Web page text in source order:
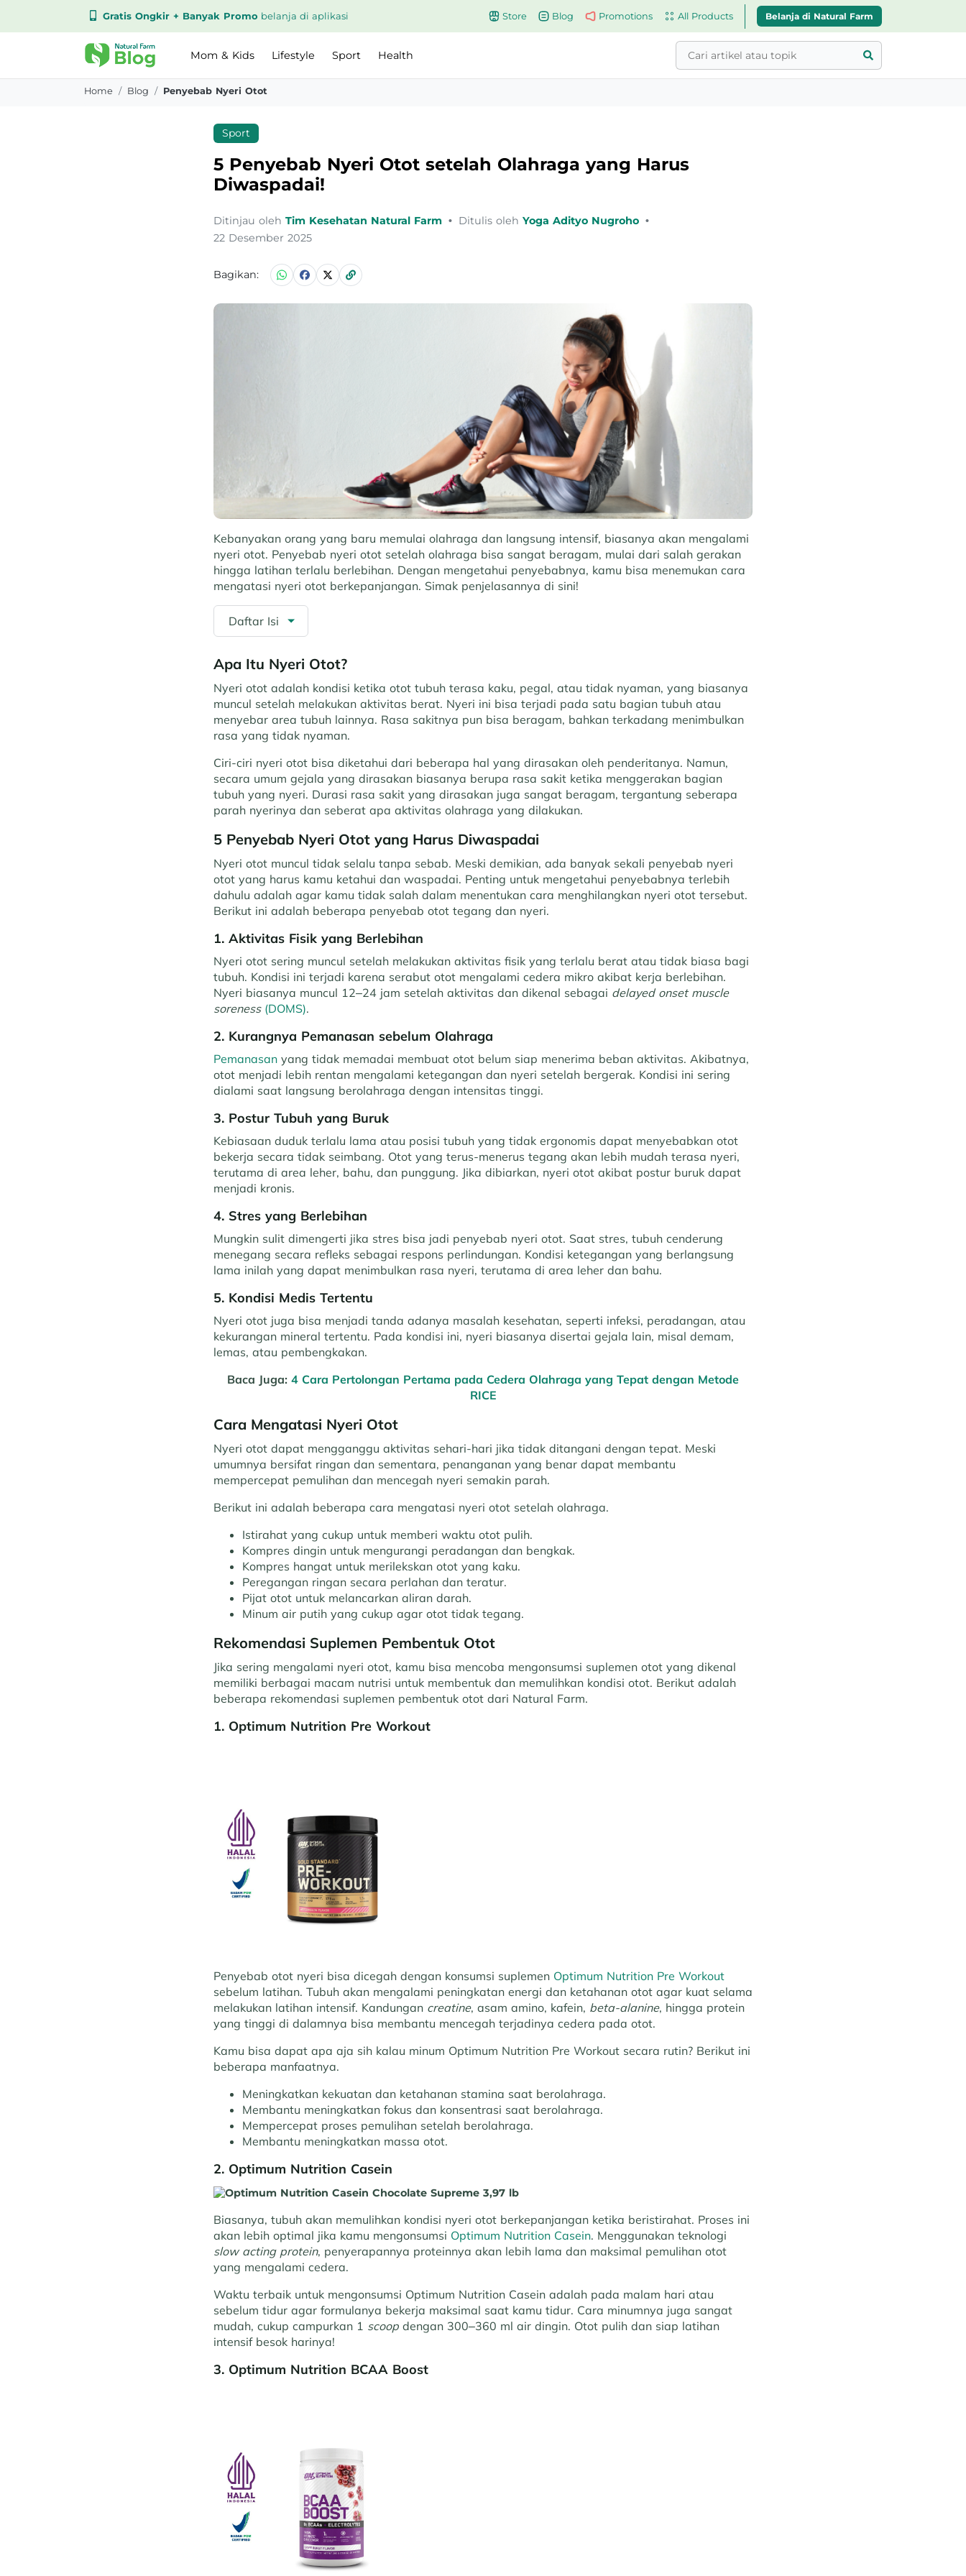
Gratis Ongkir + Banyak Promo belanja di aplikasi Store Blog Promotions All Products Belanja di Natural Farm
Mom & Kids Lifestyle Sport Health
Home Blog Penyebab Nyeri Otot
Sport
5 Penyebab Nyeri Otot setelah Olahraga yang Harus
Diwaspadai!
Ditinjau oleh Tim Kesehatan Natural Farm • Ditulis oleh Yoga Adityo Nugroho •
22 Desember 2025
Bagikan:
Kebanyakan orang yang baru memulai olahraga dan langsung intensif, biasanya akan mengalami
nyeri otot. Penyebab nyeri otot setelah olahraga bisa sangat beragam, mulai dari salah gerakan
hingga latihan terlalu berlebihan. Dengan mengetahui penyebabnya, kamu bisa menemukan cara
mengatasi nyeri otot berkepanjangan. Simak penjelasannya di sini!
Daftar Isi
Apa Itu Nyeri Otot?
Nyeri otot adalah kondisi ketika otot tubuh terasa kaku, pegal, atau tidak nyaman, yang biasanya
muncul setelah melakukan aktivitas berat. Nyeri ini bisa terjadi pada satu bagian tubuh atau
menyebar area tubuh lainnya. Rasa sakitnya pun bisa beragam, bahkan terkadang menimbulkan
rasa yang tidak nyaman.
Ciri-ciri nyeri otot bisa diketahui dari beberapa hal yang dirasakan oleh penderitanya. Namun,
secara umum gejala yang dirasakan biasanya berupa rasa sakit ketika menggerakan bagian
tubuh yang nyeri. Durasi rasa sakit yang dirasakan juga sangat beragam, tergantung seberapa
parah nyerinya dan seberat apa aktivitas olahraga yang dilakukan.
5 Penyebab Nyeri Otot yang Harus Diwaspadai
Nyeri otot muncul tidak selalu tanpa sebab. Meski demikian, ada banyak sekali penyebab nyeri
otot yang harus kamu ketahui dan waspadai. Penting untuk mengetahui penyebabnya terlebih
dahulu adalah agar kamu tidak salah dalam menentukan cara menghilangkan nyeri otot tersebut.
Berikut ini adalah beberapa penyebab otot tegang dan nyeri.
1. Aktivitas Fisik yang Berlebihan
Nyeri otot sering muncul setelah melakukan aktivitas fisik yang terlalu berat atau tidak biasa bagi
tubuh. Kondisi ini terjadi karena serabut otot mengalami cedera mikro akibat kerja berlebihan.
Nyeri biasanya muncul 12–24 jam setelah aktivitas dan dikenal sebagai delayed onset muscle
soreness (DOMS).
2. Kurangnya Pemanasan sebelum Olahraga
Pemanasan yang tidak memadai membuat otot belum siap menerima beban aktivitas. Akibatnya,
otot menjadi lebih rentan mengalami ketegangan dan nyeri setelah bergerak. Kondisi ini sering
dialami saat langsung berolahraga dengan intensitas tinggi.
3. Postur Tubuh yang Buruk
Kebiasaan duduk terlalu lama atau posisi tubuh yang tidak ergonomis dapat menyebabkan otot
bekerja secara tidak seimbang. Otot yang terus-menerus tegang akan lebih mudah terasa nyeri,
terutama di area leher, bahu, dan punggung. Jika dibiarkan, nyeri otot akibat postur buruk dapat
menjadi kronis.
4. Stres yang Berlebihan
Mungkin sulit dimengerti jika stres bisa jadi penyebab nyeri otot. Saat stres, tubuh cenderung
menegang secara refleks sebagai respons perlindungan. Kondisi ketegangan yang berlangsung
lama inilah yang dapat menimbulkan rasa nyeri, terutama di area leher dan bahu.
5. Kondisi Medis Tertentu
Nyeri otot juga bisa menjadi tanda adanya masalah kesehatan, seperti infeksi, peradangan, atau
kekurangan mineral tertentu. Pada kondisi ini, nyeri biasanya disertai gejala lain, misal demam,
lemas, atau pembengkakan.
Baca Juga: 4 Cara Pertolongan Pertama pada Cedera Olahraga yang Tepat dengan Metode
RICE
Cara Mengatasi Nyeri Otot
Nyeri otot dapat mengganggu aktivitas sehari-hari jika tidak ditangani dengan tepat. Meski
umumnya bersifat ringan dan sementara, penanganan yang benar dapat membantu
mempercepat pemulihan dan mencegah nyeri semakin parah.
Berikut ini adalah beberapa cara mengatasi nyeri otot setelah olahraga.
Istirahat yang cukup untuk memberi waktu otot pulih.
Kompres dingin untuk mengurangi peradangan dan bengkak.
Kompres hangat untuk merilekskan otot yang kaku.
Peregangan ringan secara perlahan dan teratur.
Pijat otot untuk melancarkan aliran darah.
Minum air putih yang cukup agar otot tidak tegang.
Rekomendasi Suplemen Pembentuk Otot
Jika sering mengalami nyeri otot, kamu bisa mencoba mengonsumsi suplemen otot yang dikenal
memiliki berbagai macam nutrisi untuk membentuk dan memulihkan kondisi otot. Berikut adalah
beberapa rekomendasi suplemen pembentuk otot dari Natural Farm.
1. Optimum Nutrition Pre Workout
Penyebab otot nyeri bisa dicegah dengan konsumsi suplemen Optimum Nutrition Pre Workout
sebelum latihan. Tubuh akan mengalami peningkatan energi dan ketahanan otot agar kuat selama
melakukan latihan intensif. Kandungan creatine, asam amino, kafein, beta-alanine, hingga protein
yang tinggi di dalamnya bisa membantu mencegah terjadinya cedera pada otot.
Kamu bisa dapat apa aja sih kalau minum Optimum Nutrition Pre Workout secara rutin? Berikut ini
beberapa manfaatnya.
Meningkatkan kekuatan dan ketahanan stamina saat berolahraga.
Membantu meningkatkan fokus dan konsentrasi saat berolahraga.
Mempercepat proses pemulihan setelah berolahraga.
Membantu meningkatkan massa otot.
2. Optimum Nutrition Casein
Biasanya, tubuh akan memulihkan kondisi nyeri otot berkepanjangan ketika beristirahat. Proses ini
akan lebih optimal jika kamu mengonsumsi Optimum Nutrition Casein. Menggunakan teknologi
slow acting protein, penyerapannya proteinnya akan lebih lama dan maksimal pemulihan otot
yang mengalami cedera.
Waktu terbaik untuk mengonsumsi Optimum Nutrition Casein adalah pada malam hari atau
sebelum tidur agar formulanya bekerja maksimal saat kamu tidur. Cara minumnya juga sangat
mudah, cukup campurkan 1 scoop dengan 300–360 ml air dingin. Otot pulih dan siap latihan
intensif besok harinya!
3. Optimum Nutrition BCAA Boost